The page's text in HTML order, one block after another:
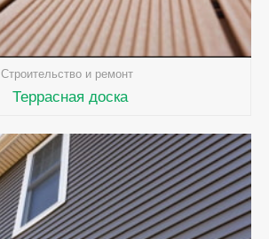
Строительство и ремонт
Террасная доска